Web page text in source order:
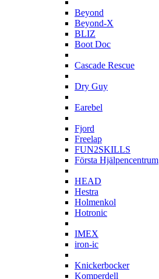
Beyond
Beyond-X
BLIZ
Boot Doc
Cascade Rescue
Dry Guy
Earebel
Fjord
Freelap
FUN2SKILLS
Första Hjälpencentrum
HEAD
Hestra
Holmenkol
Hotronic
IMEX
iron-ic
Knickerbocker
Komperdell